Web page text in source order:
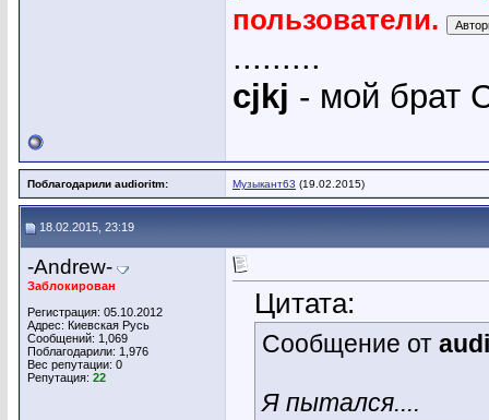
пользователи.
.........
cjkj - мой брат
Поблагодарили audioritm: Музыкант63 (19.02.2015)
18.02.2015, 23:19
-Andrew-
Заблокирован
Регистрация: 05.10.2012
Адрес: Киевская Русь
Сообщений: 1,069
Поблагодарили: 1,976
Вес репутации: 0
Репутация: 22
Цитата:
Сообщение от
Я пытался....